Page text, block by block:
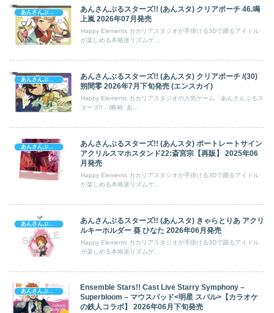
あんさんぶるスターズ!
あんさんぶるスターズ!! (あんスタ) クリアポーチ 46.鳴
上嵐 2026年07月発売
Happy Elements カカリアスタジオが手掛ける3Dで踊るアイドル
が楽しめる本格派リズムゲ...
あんさんぶるスターズ!
あんさんぶるスターズ!! (あんスタ) クリアポーチ /(30)
朔間零 2026年7月下旬発売 (エンスカイ)
Happy Elements カカリアスタジオの人気ゲーム「あんさんぶるス
ターズ!!」(略称: あ...
あんさんぶるスターズ!! (あんスタ) ポートレートサイン
アクリルスマホスタンド22:斎宮宗【再販】 2025年06
月発売
Happy Elements カカリアスタジオが手掛ける3Dで踊るアイドル
が楽しめる本格派リズムゲ...
あんさんぶるスターズ!! (あんスタ) きゃらとりあ アクリ
ルキーホルダー 葵 ひなた 2026年06月発売
Happy Elements カカリアスタジオが手掛ける3Dで踊るアイドル
が楽しめる本格派リズムゲ...
Ensemble Stars!! Cast Live Starry Symphony –
Superbloom – マウスパッド<明星 スバル>【カラオケ
の鉄人コラボ】 2026年06月下旬発売